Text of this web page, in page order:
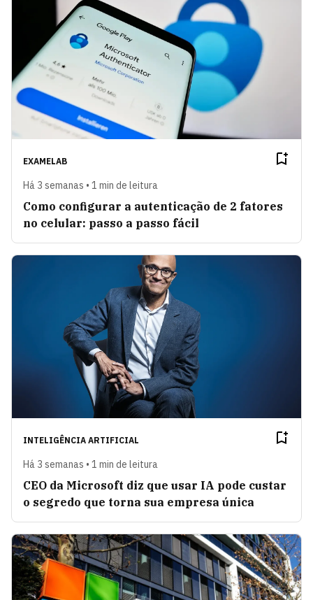
EXAMELAB
Há 3 semanas • 1 min de leitura
Como configurar a autenticação de 2 fatores
no celular: passo a passo fácil
INTELIGÊNCIA ARTIFICIAL
Há 3 semanas • 1 min de leitura
CEO da Microsoft diz que usar IA pode custar
o segredo que torna sua empresa única